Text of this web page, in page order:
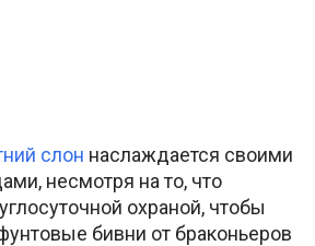
слон наслаждается своими
несмотря на то, что
охраной, чтобы
бивни от браконьеров